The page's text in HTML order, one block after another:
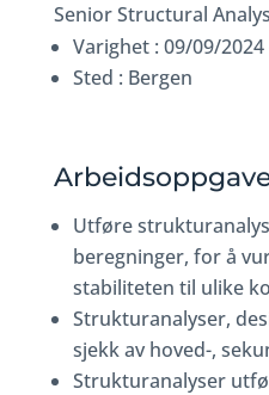
Senior Structural
Varighet : 09/09/
Sted : Bergen
Utføre
beregninger, for å
stabiliteten til ulike
Strukturanalyser,
sjekk av hoved-,
Strukturanalyser